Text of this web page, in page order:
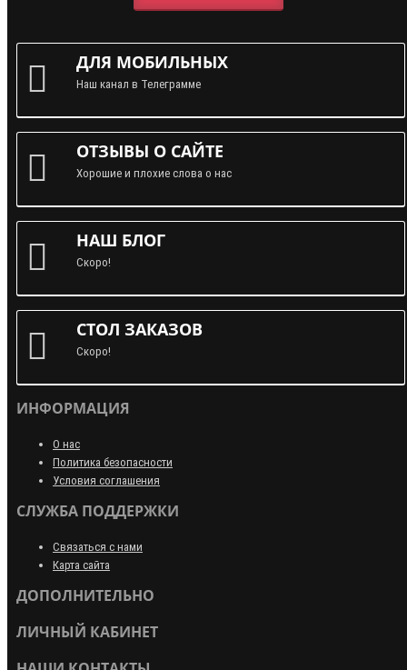
ДЛЯ МОБИЛЬНЫХ
Наш канал в Телеграмме
ОТЗЫВЫ О САЙТЕ
Хорошие и плохие слова о нас
НАШ БЛОГ
Скоро!
СТОЛ ЗАКАЗОВ
Скоро!
ИНФОРМАЦИЯ
О нас
Политика безопасности
Условия соглашения
СЛУЖБА ПОДДЕРЖКИ
Связаться с нами
Карта сайта
ДОПОЛНИТЕЛЬНО
ЛИЧНЫЙ КАБИНЕТ